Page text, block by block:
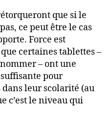
que si le
ce peut être le cas
Force est
certaines tablettes –
– ont une
pour
leur scolarité (au
c’est le niveau qui